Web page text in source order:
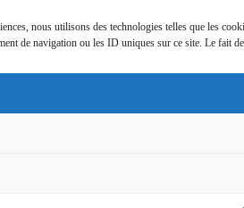
nous utilisons des technologies telles que les
de navigation ou les ID uniques sur ce site. Le fait